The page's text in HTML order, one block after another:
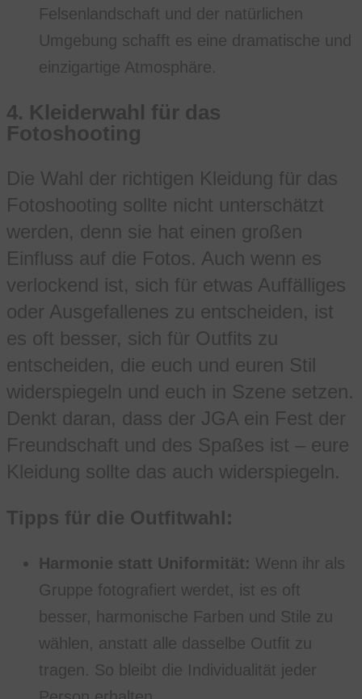
Felsenlandschaft und der natürlichen
Umgebung schafft es eine dramatische und
einzigartige Atmosphäre.
4. Kleiderwahl für das
Fotoshooting
Die Wahl der richtigen Kleidung für das
Fotoshooting sollte nicht unterschätzt
werden, denn sie hat einen großen
Einfluss auf die Fotos. Auch wenn es
verlockend ist, sich für etwas Auffälliges
oder Ausgefallenes zu entscheiden, ist
es oft besser, sich für Outfits zu
entscheiden, die euch und euren Stil
widerspiegeln und euch in Szene setzen.
Denkt daran, dass der JGA ein Fest der
Freundschaft und des Spaßes ist – eure
Kleidung sollte das auch widerspiegeln.
Tipps für die Outfitwahl:
Harmonie statt Uniformität: Wenn ihr als
Gruppe fotografiert werdet, ist es oft
besser, harmonische Farben und Stile zu
wählen, anstatt alle dasselbe Outfit zu
tragen. So bleibt die Individualität jeder